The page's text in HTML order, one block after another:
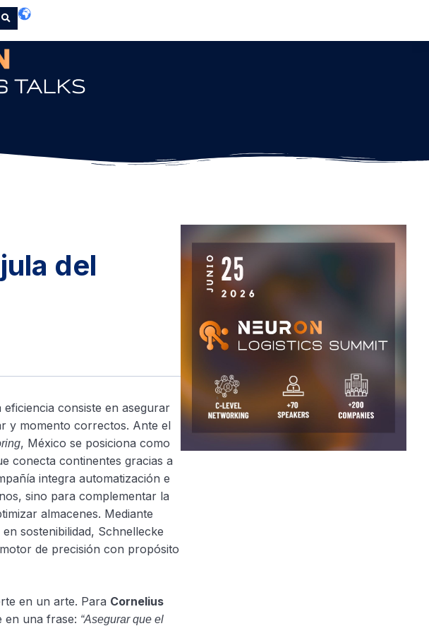
del
consiste en asegurar
y momento correctos. Ante el
, México se posiciona como
conecta continentes gracias a
integra automatización e
sino para complementar la
almacenes. Mediante
sostenibilidad, Schnellecke
de precisión con propósito
en un arte. Para Cornelius
en una frase: “Asegurar que el